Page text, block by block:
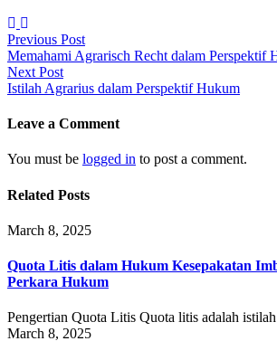
Previous Post
Memahami Agrarisch Recht dalam Perspektif
Next Post
Istilah Agrarius dalam Perspektif Hukum
Leave a Comment
You must be logged in to post a comment.
Related Posts
March 8, 2025
Quota Litis dalam Hukum Kesepakatan
Perkara Hukum
Pengertian Quota Litis Quota litis adalah istilah
March 8, 2025